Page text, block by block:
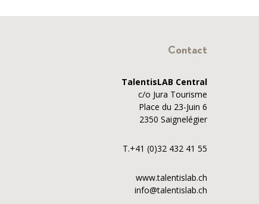
Contact
TalentisLAB Central
c/o Jura Tourisme
Place du 23-Juin 6
2350 Saignelégier
T.+41 (0)32 432 41 55
www.talentislab.ch
info@talentislab.ch